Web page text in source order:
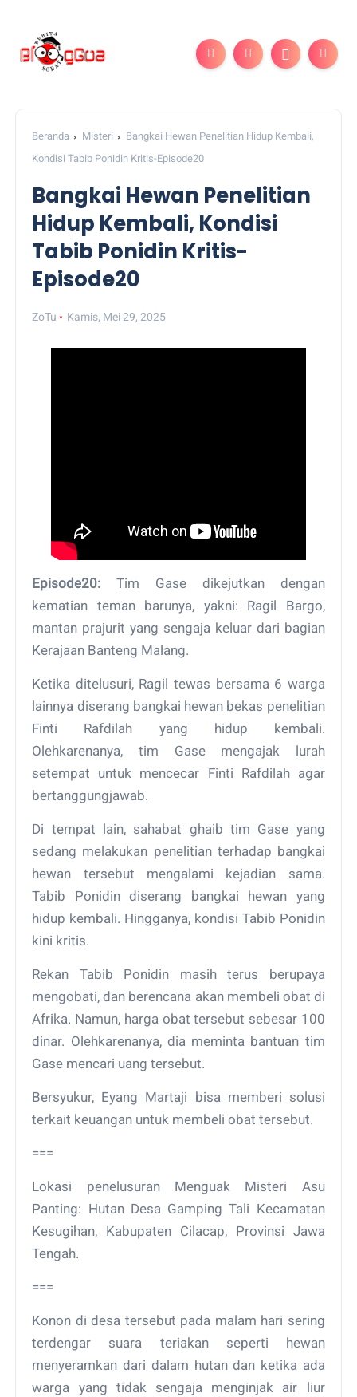
Beranda Misteri
Bangkai Hewan Penelitian Hidup Kembali,
Kondisi Tabib Ponidin Kritis-Episode20
Bangkai Hewan Penelitian
Hidup Kembali, Kondisi
Tabib Ponidin Kritis-
Episode20
ZoTu Kamis, Mei 29, 2025
Episode20: Tim Gase dikejutkan dengan
kematian teman barunya, yakni: Ragil Bargo,
mantan prajurit yang sengaja keluar dari bagian
Kerajaan Banteng Malang.
Ketika ditelusuri, Ragil tewas bersama 6 warga
lainnya diserang bangkai hewan bekas penelitian
Finti Rafdilah yang hidup kembali.
Olehkarenanya, tim Gase mengajak lurah
setempat untuk mencecar Finti Rafdilah agar
bertanggungjawab.
Di tempat lain, sahabat ghaib tim Gase yang
sedang melakukan penelitian terhadap bangkai
hewan tersebut mengalami kejadian sama.
Tabib Ponidin diserang bangkai hewan yang
hidup kembali. Hingganya, kondisi Tabib Ponidin
kini kritis.
Rekan Tabib Ponidin masih terus berupaya
mengobati, dan berencana akan membeli obat di
Afrika. Namun, harga obat tersebut sebesar 100
dinar. Olehkarenanya, dia meminta bantuan tim
Gase mencari uang tersebut.
Bersyukur, Eyang Martaji bisa memberi solusi
terkait keuangan untuk membeli obat tersebut.
===
Lokasi penelusuran Menguak Misteri Asu
Panting: Hutan Desa Gamping Tali Kecamatan
Kesugihan, Kabupaten Cilacap, Provinsi Jawa
Tengah.
===
Konon di desa tersebut pada malam hari sering
terdengar suara teriakan seperti hewan
menyeramkan dari dalam hutan dan ketika ada
warga yang tidak sengaja menginjak air liur